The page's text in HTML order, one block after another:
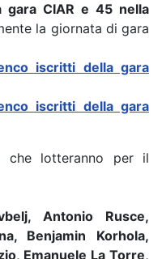
CIAR e 45 nella
la giornata di gara
iscritti della gara
iscritti della gara
che lotteranno per il
Antonio Rusce,
Benjamin Korhola,
Emanuele La Torre,